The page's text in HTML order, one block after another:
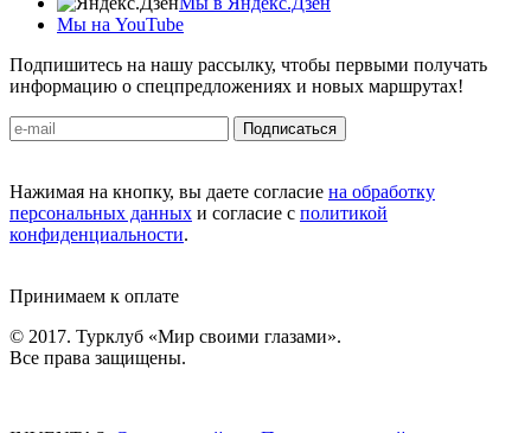
Мы на YouTube
Подпишитесь на нашу рассылку, чтобы первыми получать
информацию о спецпредложениях и новых маршрутах!
Подписаться
Нажимая на кнопку, вы даете согласие на обработку
персональных данных и согласие с политикой
конфиденциальности.
Принимаем к оплате
© 2017. Турклуб «Мир своими глазами».
Все права защищены.